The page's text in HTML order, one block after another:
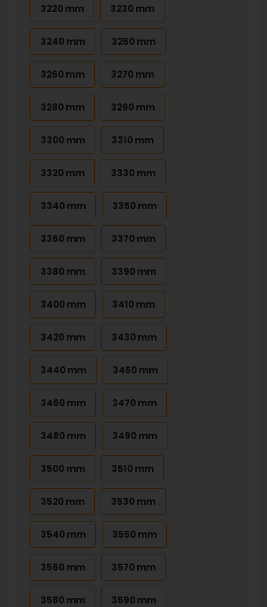
3220 mm 3230 mm
3240 mm 3250 mm
3260 mm 3270 mm
3280 mm 3290 mm
3300 mm 3310 mm
3320 mm 3330 mm
3340 mm 3350 mm
3360 mm 3370 mm
3380 mm 3390 mm
3400 mm 3410 mm
3420 mm 3430 mm
3440 mm 3450 mm
3460 mm 3470 mm
3480 mm 3490 mm
3500 mm 3510 mm
3520 mm 3530 mm
3540 mm 3550 mm
3560 mm 3570 mm
3580 mm 3590 mm